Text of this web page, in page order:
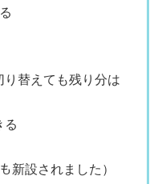
り替えても残り分は
る
新設されました）